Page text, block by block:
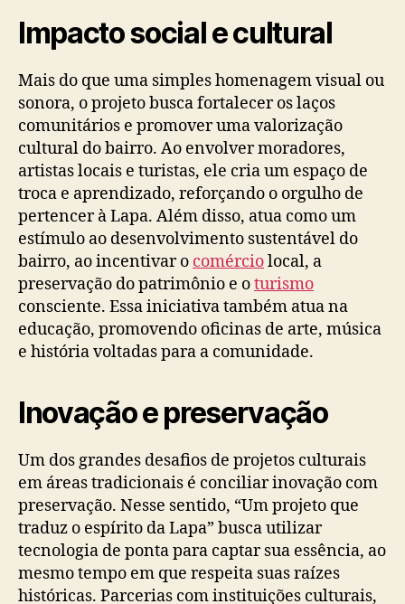
Impacto social e cultural
Mais do que uma simples homenagem visual ou
sonora, o projeto busca fortalecer os laços
comunitários e promover uma valorização
cultural do bairro. Ao envolver moradores,
artistas locais e turistas, ele cria um espaço de
troca e aprendizado, reforçando o orgulho de
pertencer à Lapa. Além disso, atua como um
estímulo ao desenvolvimento sustentável do
bairro, ao incentivar o comérciolocal, a
preservação do patrimônio e oturismo
consciente. Essa iniciativa também atua na
educação, promovendo oficinas de arte, música
e história voltadas para a comunidade.
Inovação e preservação
Um dos grandes desafios de projetos culturais
em áreas tradicionais é conciliar inovação com
preservação. Nesse sentido, “Um projeto que
traduz o espírito da Lapa” busca utilizar
tecnologia de ponta para captar sua essência, ao
mesmo tempo em que respeita suas raízes
históricas. Parcerias com instituições culturais,